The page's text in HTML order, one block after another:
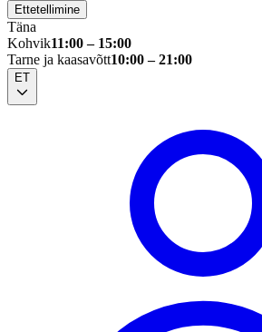
Ettetellimine
Täna
Kohvik11:00 – 15:00
Tarne ja kaasavõtt10:00 – 21:00
ET